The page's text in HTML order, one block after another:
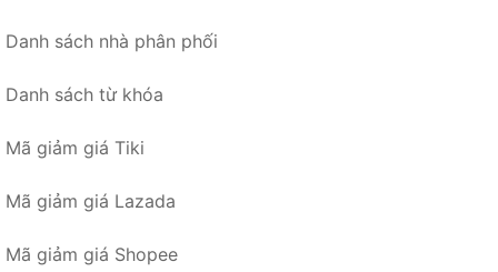
Danh sách nhà phân phối
Danh sách từ khóa
Mã giảm giá Tiki
Mã giảm giá Lazada
Mã giảm giá Shopee